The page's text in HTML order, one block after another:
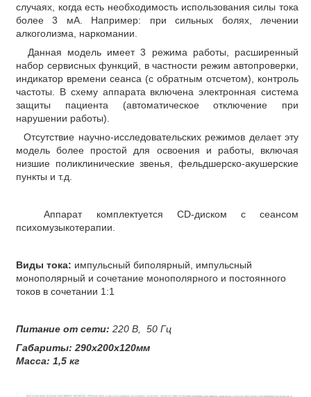
случаях, когда есть необходимость использования силы тока
более 3 мА. Например: при сильных болях, лечении
алкоголизма, наркомании.
Данная модель имеет 3 режима работы, расширенный
набор сервисных функций, в частности режим автопроверки,
индикатор времени сеанса (с обратным отсчетом), контроль
частоты. В схему аппарата включена электронная система
защиты пациента (автоматическое отключение при
нарушении работы).
Отсутствие научно-исследовательских режимов делает эту
модель более простой для освоения и работы, включая
низшие поликлинические звенья, фельдшерско-акушерские
пункты и т.д.
Аппарат комплектуется CD-диском с сеансом
психомузыкотерапии.
Виды тока: импульсный биполярный, импульсный
монополярный и сочетание монополярного и постоянного
токов в сочетании 1:1
Питание от сети: 220 В, 50 Гц
Габариты: 290х200х120мм
Масса: 1,5 кг